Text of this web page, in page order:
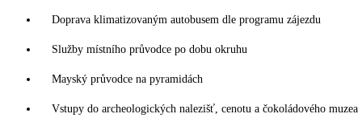
Doprava klimatizovaným autobusem dle programu zájezdu
Služby místního průvodce po dobu okruhu
Mayský průvodce na pyramidách
Vstupy do archeologických nalezišť, cenotu a čokoládového muzea